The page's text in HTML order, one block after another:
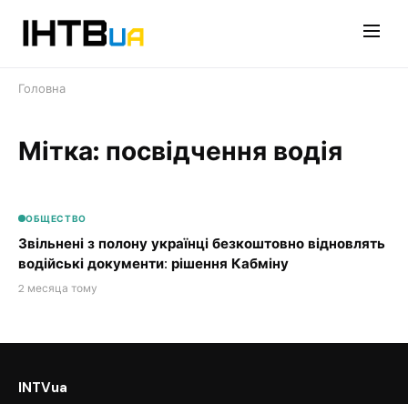
Головна
Мітка: посвідчення водія
ОБЩЕСТВО
Звільнені з полону українці безкоштовно відновлять
водійські документи: рішення Кабміну
2 месяца тому
INTVua